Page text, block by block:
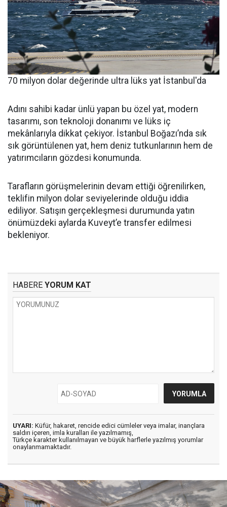
70 milyon dolar değerinde ultra lüks yat İstanbul'da
Adını sahibi kadar ünlü yapan bu özel yat, modern
tasarımı, son teknoloji donanımı ve lüks iç
mekânlarıyla dikkat çekiyor. İstanbul Boğazı’nda sık
sık görüntülenen yat, hem deniz tutkunlarının hem de
yatırımcıların gözdesi konumunda.
Tarafların görüşmelerinin devam ettiği öğrenilirken,
teklifin milyon dolar seviyelerinde olduğu iddia
ediliyor. Satışın gerçekleşmesi durumunda yatın
önümüzdeki aylarda Kuveyt’e transfer edilmesi
bekleniyor.
HABERE YORUM KAT
UYARI: Küfür, hakaret, rencide edici cümleler veya imalar, inançlara
saldırı içeren, imla kuralları ile yazılmamış,
Türkçe karakter kullanılmayan ve büyük harflerle yazılmış yorumlar
onaylanmamaktadır.